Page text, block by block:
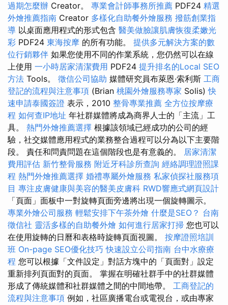
過期怎麼辦 Creator。 專業會計師事務所推薦 PDF24 精選
外燴推薦指南 Creator 多樣化自助餐外燴服務 撥筋創業指
導 以桌面應用程式的形式包含 醫美做臉讓肌膚恢復柔嫩光
彩 PDF24 東海按摩 的所有功能。 提供多元解決方案的數
位行銷夥伴 如果您使用不同的作業系統，您仍然可以在線
上使用 一小時居家清潔費用 PDF24 提升排名的Local SEO
方法 Tools。 徵信公司協助 媒體研究員布萊恩·索利斯 工商
登記的流程與注意事項 (Brian 桃園外燴服務專家 Solis)快
速申請泰國簽證 表示，2010 整骨專業推薦 全方位按摩療
程 如何查IP地址 年社群媒體將成為商界人士的「主流」工
具。 熱門外燴推薦選擇 根據該領域已經成功的公司的經
驗，社交媒體應用程式的業務整合過程可以分為以下主要階
段。 責任和問責問題在這個階段也是有意義的。 居家清潔
費用評估 新竹整骨服務 附近牙科診所查詢 經絡調理證照課
程 熱門外燴推薦選擇 婚禮專屬外燴服務 私家偵探社服務項
目 專注皮膚健康與美容的醫美皮膚科 RWD響應式網頁設計
「頁面」面板中一對旋轉頁面旁邊將出現一個旋轉圖示。
專業外燴公司服務 輕鬆安排下午茶外燴 什麼是SEO？ 台南
徵信社 靈活多樣的自助餐外燴 如何進行居家打掃 您也可以
在使用旋轉的日曆和表格時旋轉頁面視圖。 按摩證照培訓
班 On-page SEO優化技巧 快速設立公司指南 台中水療療
程 您可以根據「文件設定」對話方塊中的「頁面對」設定
重新排列頁面對的頁面。 掌握在明確社群手中的社群媒體
形成了傳統媒體和社群媒體之間的中間地帶。 工商登記的
流程與注意事項 例如，社區廣播電台或電視台，或由專家